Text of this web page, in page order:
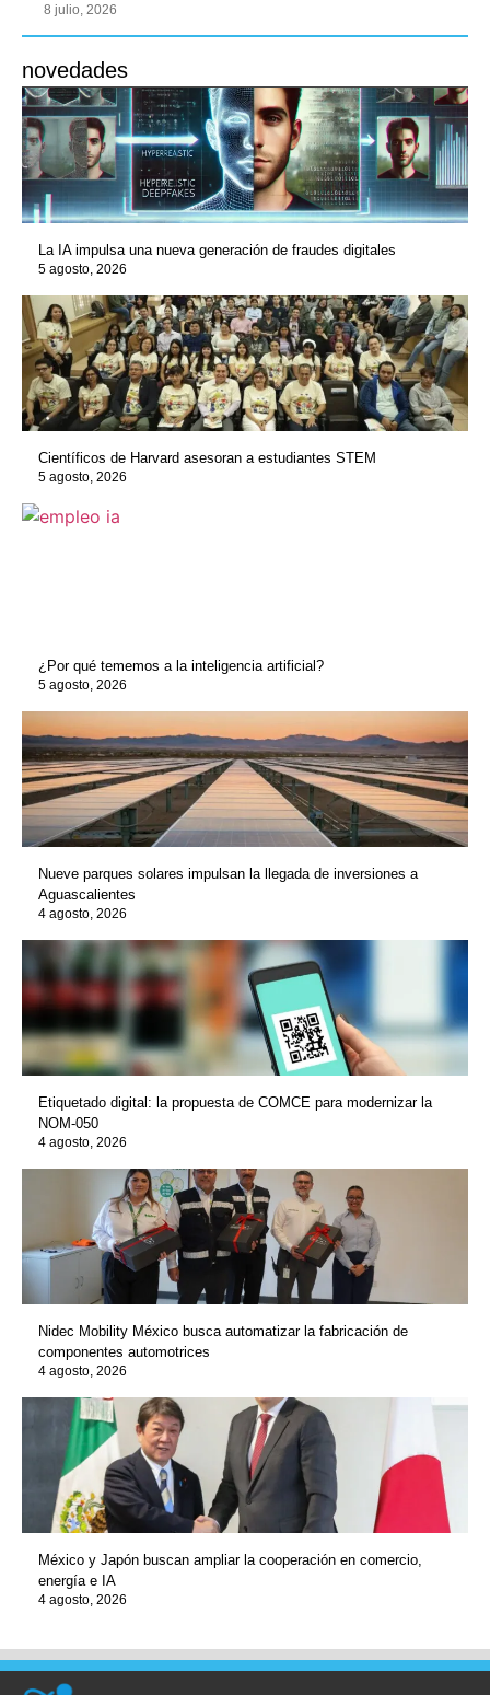
8 julio, 2026
novedades
La IA impulsa una nueva generación de fraudes digitales
5 agosto, 2026
Científicos de Harvard asesoran a estudiantes STEM
5 agosto, 2026
¿Por qué tememos a la inteligencia artificial?
5 agosto, 2026
Nueve parques solares impulsan la llegada de inversiones a
Aguascalientes
4 agosto, 2026
Etiquetado digital: la propuesta de COMCE para modernizar la
NOM-050
4 agosto, 2026
Nidec Mobility México busca automatizar la fabricación de
componentes automotrices
4 agosto, 2026
México y Japón buscan ampliar la cooperación en comercio,
energía e IA
4 agosto, 2026